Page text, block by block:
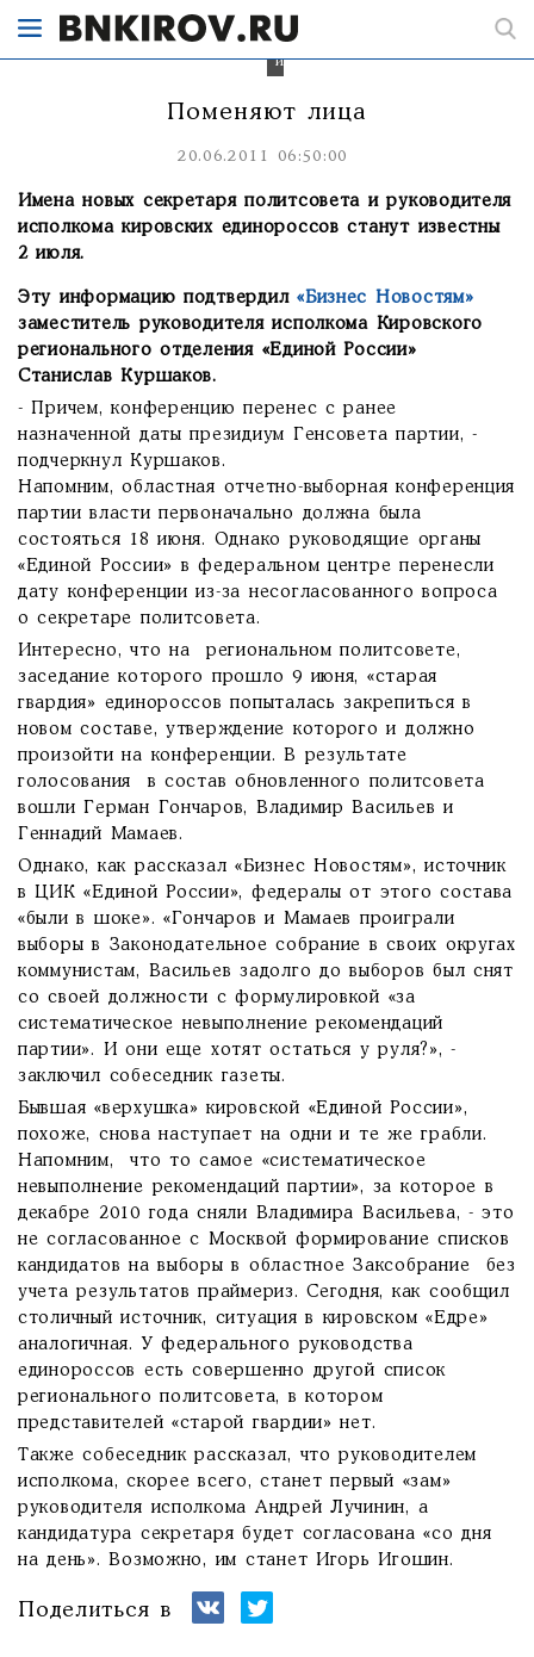
2
июля.
Поменяют лица
20.06.2011 06:50:00
Имена новых секретаря политсовета и руководителя
исполкома кировских единороссов станут известны
2 июля.
Эту информацию подтвердил«Бизнес Новостям»
заместитель руководителя исполкома Кировского
регионального отделения «Единой России»
Станислав Куршаков.
- Причем, конференцию перенес с ранее
назначенной даты президиум Генсовета партии, -
подчеркнул Куршаков.
Напомним, областная отчетно-выборная конференция
партии власти первоначально должна была
состояться 18 июня. Однако руководящие органы
«Единой России» в федеральном центре перенесли
дату конференции из-за несогласованного вопроса
о секретаре политсовета.
Интересно, что на региональном политсовете,
заседание которого прошло 9 июня, «старая
гвардия» единороссов попыталась закрепиться в
новом составе, утверждение которого и должно
произойти на конференции. В результате
голосования в состав обновленного политсовета
вошли Герман Гончаров, Владимир Васильев и
Геннадий Мамаев.
Однако, как рассказал «Бизнес Новостям», источник
в ЦИК «Единой России», федералы от этого состава
«были в шоке». «Гончаров и Мамаев проиграли
выборы в Законодательное собрание в своих округах
коммунистам, Васильев задолго до выборов был снят
со своей должности с формулировкой «за
систематическое невыполнение рекомендаций
партии». И они еще хотят остаться у руля?», -
заключил собеседник газеты.
Бывшая «верхушка» кировской «Единой России»,
похоже, снова наступает на одни и те же грабли.
Напомним, что то самое «систематическое
невыполнение рекомендаций партии», за которое в
декабре 2010 года сняли Владимира Васильева, - это
не согласованное с Москвой формирование списков
кандидатов на выборы в областное Заксобрание без
учета результатов праймериз. Сегодня, как сообщил
столичный источник, ситуация в кировском «Едре»
аналогичная. У федерального руководства
единороссов есть совершенно другой список
регионального политсовета, в котором
представителей «старой гвардии» нет.
Также собеседник рассказал, что руководителем
исполкома, скорее всего, станет первый «зам»
руководителя исполкома Андрей Лучинин, а
кандидатура секретаря будет согласована «со дня
на день». Возможно, им станет Игорь Игошин.
Поделиться в